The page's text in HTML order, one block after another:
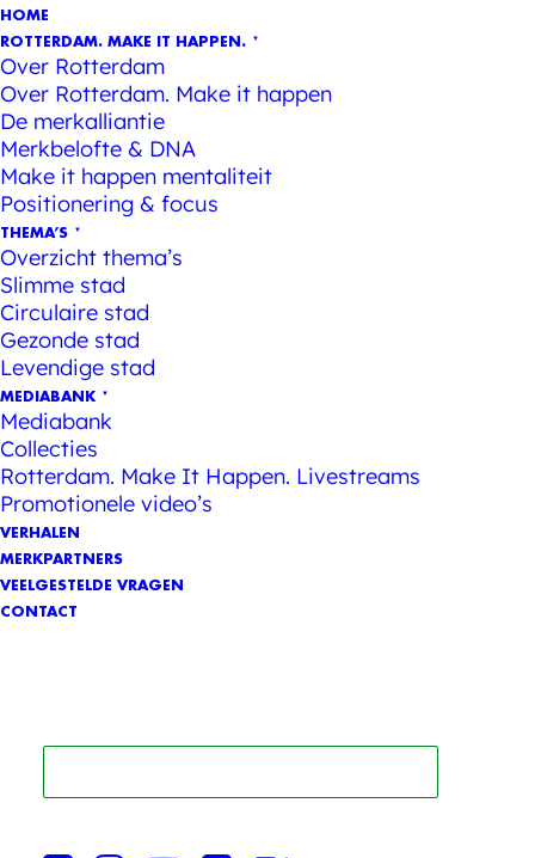
HOME
ROTTERDAM. MAKE IT HAPPEN.
Over Rotterdam
Over Rotterdam. Make it happen
De merkalliantie
Merkbelofte & DNA
Make it happen mentaliteit
Positionering & focus
THEMA’S
Overzicht thema’s
Slimme stad
Circulaire stad
Gezonde stad
Levendige stad
MEDIABANK
Mediabank
Collecties
Rotterdam. Make It Happen. Livestreams
Promotionele video’s
VERHALEN
MERKPARTNERS
VEELGESTELDE VRAGEN
CONTACT